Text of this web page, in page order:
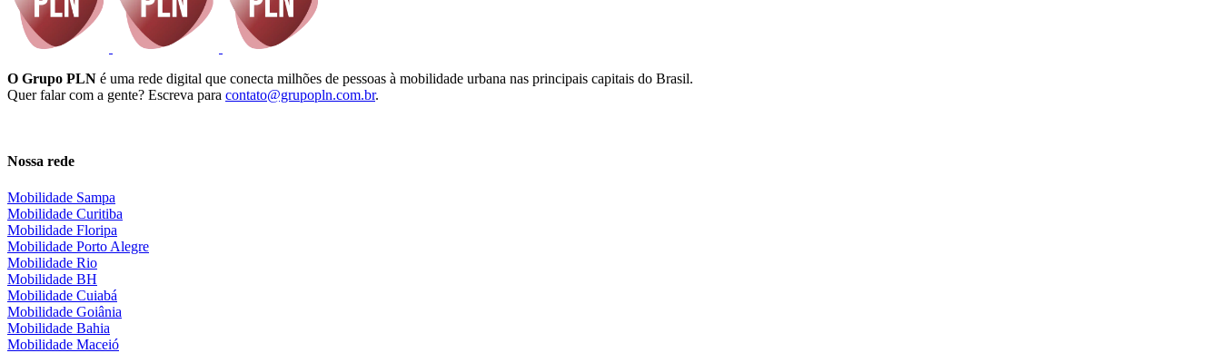
O Grupo PLN é uma rede digital que conecta milhões de pessoas à mobilidade urbana nas principais capitais do Brasil.
Quer falar com a gente? Escreva para contato@grupopln.com.br.
Nossa rede
Mobilidade Sampa
Mobilidade Curitiba
Mobilidade Floripa
Mobilidade Porto Alegre
Mobilidade Rio
Mobilidade BH
Mobilidade Cuiabá
Mobilidade Goiânia
Mobilidade Bahia
Mobilidade Maceió